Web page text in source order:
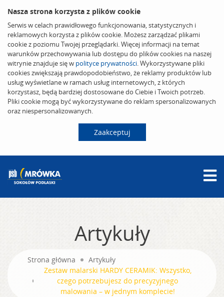
Nasza strona korzysta z plików cookie
Serwis w celach prawidłowego funkcjonowania, statystycznych i
reklamowych korzysta z plików cookie. Możesz zarządzać plikami
cookie z poziomu Twojej przeglądarki. Więcej informacji na temat
warunków przechowywania lub dostępu do plików cookies na naszej
witrynie znajduje się w polityce prywatności. Wykorzystywane pliki
cookies zwiększają prawdopodobieństwo, że reklamy produktów lub
usług wyświetlane w ramach usług internetowych, z których
korzystasz, będą bardziej dostosowane do Ciebie i Twoich potrzeb.
Pliki cookie mogą być wykorzystywane do reklam spersonalizowanych
oraz niespersonalizowanych.
Zaakceptuj
Artykuły
Strona główna
Artykuły
Zestaw malarski HARDY CERAMIK: Wszystko,
czego potrzebujesz do precyzyjnego
malowania – w jednym komplecie!